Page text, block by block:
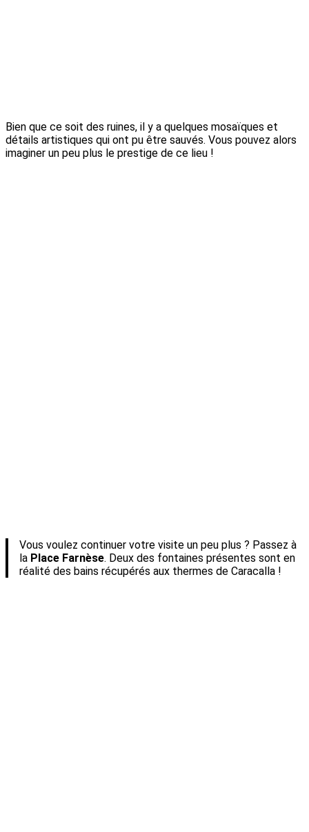
Bien que ce soit des ruines, il y a quelques mosaïques et
détails artistiques qui ont pu être sauvés. Vous pouvez alors
imaginer un peu plus le prestige de ce lieu !
Vous voulez continuer votre visite un peu plus ? Passez à
la Place Farnèse. Deux des fontaines présentes sont en
réalité des bains récupérés aux thermes de Caracalla !